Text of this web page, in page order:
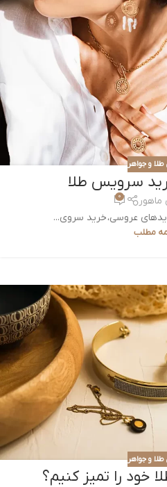
طلا و جواهر
سرویس طلا
0
عروسی، خرید سروی...
مطلب
طلا و جواهر
خود را تمیز کنیم؟